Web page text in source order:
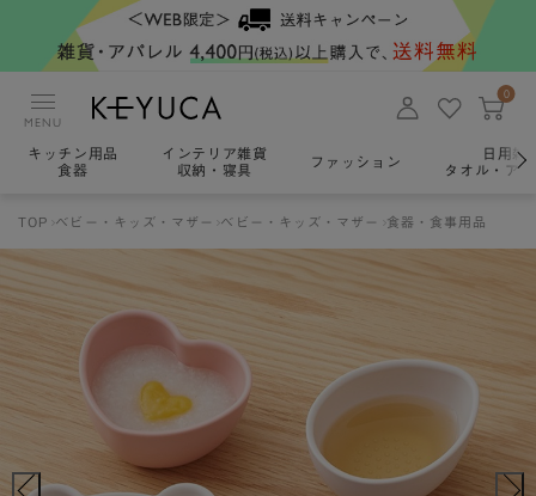
MENU
0
キッチン用品
食器
インテリア雑貨
収納・寝具
ファッション
日用雑
タオル・ア
TOP ベビー・キッズ・マザー ベビー・キッズ・マザー 食器・食事用品